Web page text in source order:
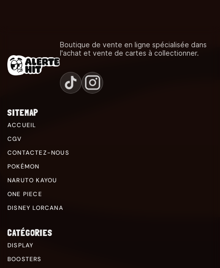
Boutique de vente en ligne spécialisée dans
l'achat et vente de cartes à collectionner.
SITEMAP
ACCUEIL
CGV
CONTACTEZ-NOUS
POKÉMON
NARUTO KAYOU
ONE PIECE
DISNEY LORCANA
CATÉGORIES
DISPLAY
BOOSTERS